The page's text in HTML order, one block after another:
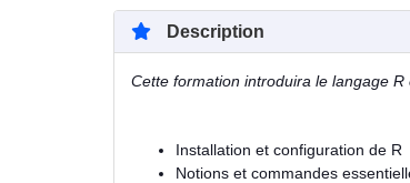
Description
Cette formation introduira le langage
Installation et configuration de R
Notions et commandes